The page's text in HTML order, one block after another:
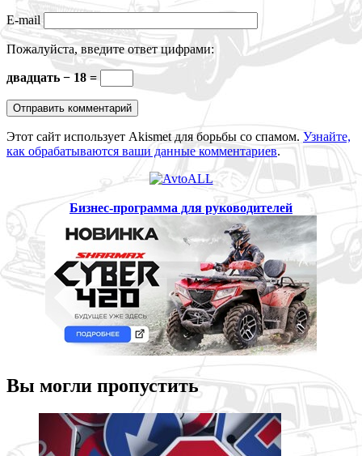
E-mail
Пожалуйста, введите ответ цифрами:
двадцать − 18 =
Этот сайт использует Akismet для борьбы со спамом. Узнайте,
как обрабатываются ваши данные комментариев.
Бизнес-программа для руководителей
Вы могли пропустить